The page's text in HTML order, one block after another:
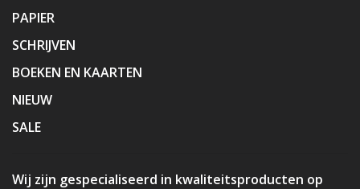
PAPIER
SCHRIJVEN
BOEKEN EN KAARTEN
NIEUW
SALE
Wij zijn gespecialiseerd in kwaliteitsproducten op